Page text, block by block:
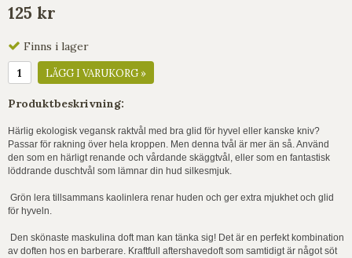
125 kr
Finns i lager
LÄGG I VARUKORG »
Produktbeskrivning:
Härlig ekologisk vegansk raktvål med bra glid för hyvel eller kanske kniv?
Passar för rakning över hela kroppen. Men denna tvål är mer än så. Använd
den som en härligt renande och vårdande skäggtvål, eller som en fantastisk
löddrande duschtvål som lämnar din hud silkesmjuk.
Grön lera tillsammans kaolinlera renar huden och ger extra mjukhet och glid
för hyveln.
Den skönaste maskulina doft man kan tänka sig! Det är en perfekt kombination
av doften hos en barberare. Kraftfull aftershavedoft som samtidigt är något söt